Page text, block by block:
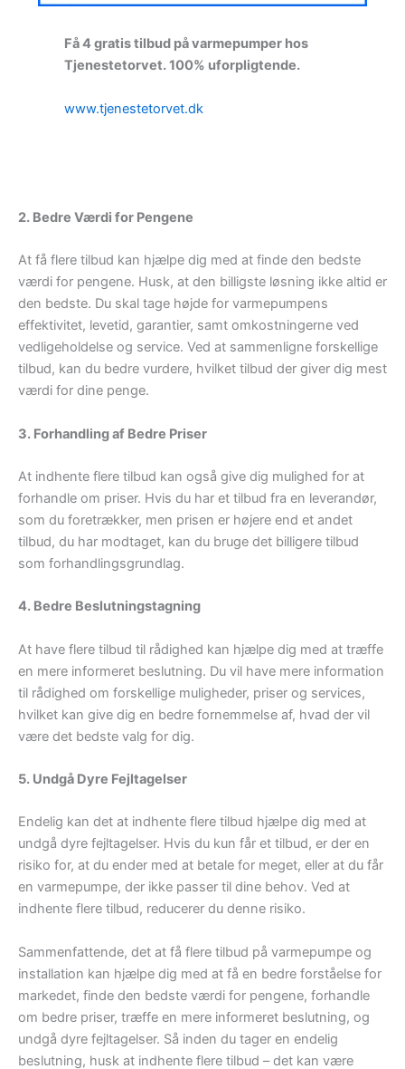
Få 4 gratis tilbud på varmepumper hos
Tjenestetorvet. 100% uforpligtende.
www.tjenestetorvet.dk
2. Bedre Værdi for Pengene
At få flere tilbud kan hjælpe dig med at finde den bedste
værdi for pengene. Husk, at den billigste løsning ikke altid er
den bedste. Du skal tage højde for varmepumpens
effektivitet, levetid, garantier, samt omkostningerne ved
vedligeholdelse og service. Ved at sammenligne forskellige
tilbud, kan du bedre vurdere, hvilket tilbud der giver dig mest
værdi for dine penge.
3. Forhandling af Bedre Priser
At indhente flere tilbud kan også give dig mulighed for at
forhandle om priser. Hvis du har et tilbud fra en leverandør,
som du foretrækker, men prisen er højere end et andet
tilbud, du har modtaget, kan du bruge det billigere tilbud
som forhandlingsgrundlag.
4. Bedre Beslutningstagning
At have flere tilbud til rådighed kan hjælpe dig med at træffe
en mere informeret beslutning. Du vil have mere information
til rådighed om forskellige muligheder, priser og services,
hvilket kan give dig en bedre fornemmelse af, hvad der vil
være det bedste valg for dig.
5. Undgå Dyre Fejltagelser
Endelig kan det at indhente flere tilbud hjælpe dig med at
undgå dyre fejltagelser. Hvis du kun får et tilbud, er der en
risiko for, at du ender med at betale for meget, eller at du får
en varmepumpe, der ikke passer til dine behov. Ved at
indhente flere tilbud, reducerer du denne risiko.
Sammenfattende, det at få flere tilbud på varmepumpe og
installation kan hjælpe dig med at få en bedre forståelse for
markedet, finde den bedste værdi for pengene, forhandle
om bedre priser, træffe en mere informeret beslutning, og
undgå dyre fejltagelser. Så inden du tager en endelig
beslutning, husk at indhente flere tilbud – det kan være